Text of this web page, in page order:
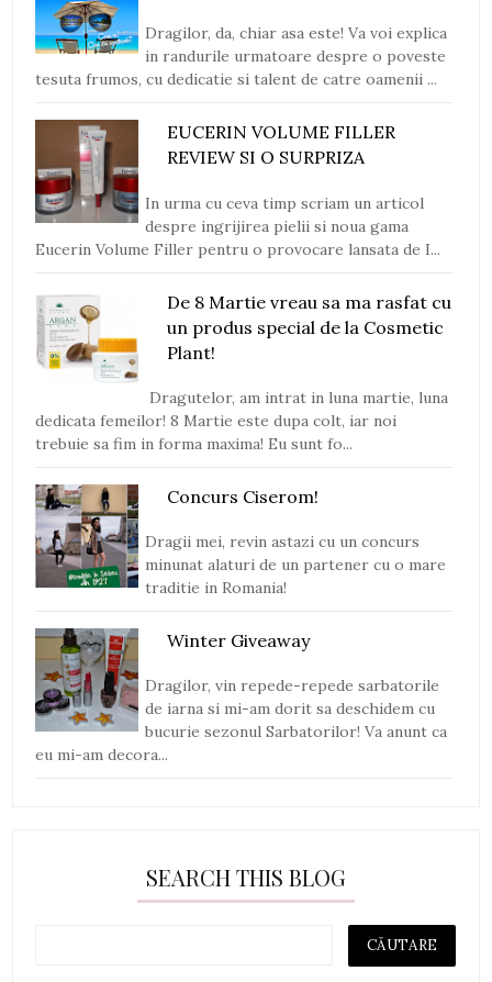
Dragilor, da, chiar asa este! Va voi explica
in randurile urmatoare despre o poveste
tesuta frumos, cu dedicatie si talent de catre oamenii ...
EUCERIN VOLUME FILLER
REVIEW SI O SURPRIZA
In urma cu ceva timp scriam un articol
despre ingrijirea pielii si noua gama
Eucerin Volume Filler pentru o provocare lansata de I...
De 8 Martie vreau sa ma rasfat cu
un produs special de la Cosmetic
Plant!
Dragutelor, am intrat in luna martie, luna
dedicata femeilor! 8 Martie este dupa colt, iar noi
trebuie sa fim in forma maxima! Eu sunt fo...
Concurs Ciserom!
Dragii mei, revin astazi cu un concurs
minunat alaturi de un partener cu o mare
traditie in Romania!
Winter Giveaway
Dragilor, vin repede-repede sarbatorile
de iarna si mi-am dorit sa deschidem cu
bucurie sezonul Sarbatorilor! Va anunt ca
eu mi-am decora...
SEARCH THIS BLOG